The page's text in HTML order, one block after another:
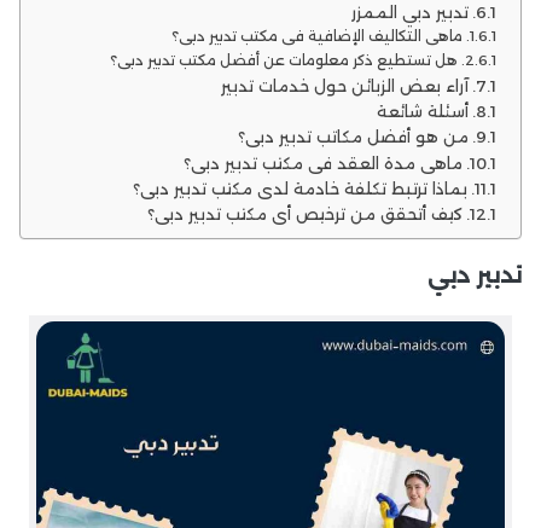
تدبير دبي الممزر
ماهي التكاليف الإضافية في مكتب تدبير دبي؟
هل تستطيع ذكر معلومات عن أفضل مكتب تدبير دبي؟
آراء بعض الزبائن حول خدمات تدبير
أسئلة شائعة
من هو أفضل مكاتب تدبير دبي؟
ماهي مدة العقد في مكتب تدبير دبي؟
بماذا ترتبط تكلفة خادمة لدى مكتب تدبير دبي؟
كيف أتحقق من ترخيص أي مكتب تدبير دبي؟
تدبير دبي